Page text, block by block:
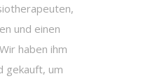
und einen
haben ihm
gekauft, um